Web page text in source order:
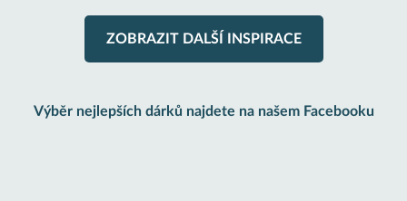
ZOBRAZIT DALŠÍ INSPIRACE
Výběr nejlepších dárků najdete na našem Facebooku